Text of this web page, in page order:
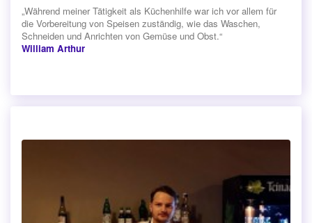
„Während meiner Tätigkeit als Küchenhilfe war ich vor allem für
die Vorbereitung von Speisen zuständig, wie das Waschen,
Schneiden und Anrichten von Gemüse und Obst.“
William Arthur